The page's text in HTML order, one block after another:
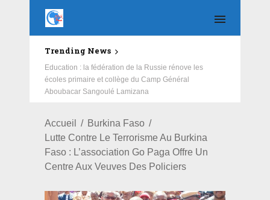
Trending News
Education : la fédération de la Russie rénove les
écoles primaire et collège du Camp Général
Aboubacar Sangoulé Lamizana
Accueil
Burkina Faso
Lutte Contre Le Terrorisme Au Burkina
Faso : L’association Go Paga Offre Un
Centre Aux Veuves Des Policiers